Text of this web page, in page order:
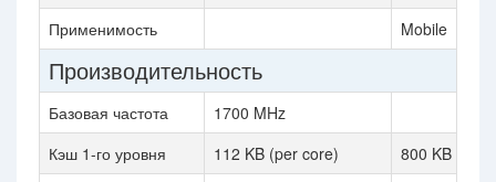
Применимость
Mobile
Производительность
Базовая частота
1700 MHz
Кэш 1-го уровня
112 KB (per core)
800 KB